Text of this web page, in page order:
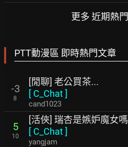
更多 近期熱
PTT動漫區 即時熱門文章
-3
8
[閒聊] 老公買茶...
[ C_Chat]
cand1023
5
10
[活俠] 瑞杏是嫉妒魔女
[ C_Chat]
yangjam